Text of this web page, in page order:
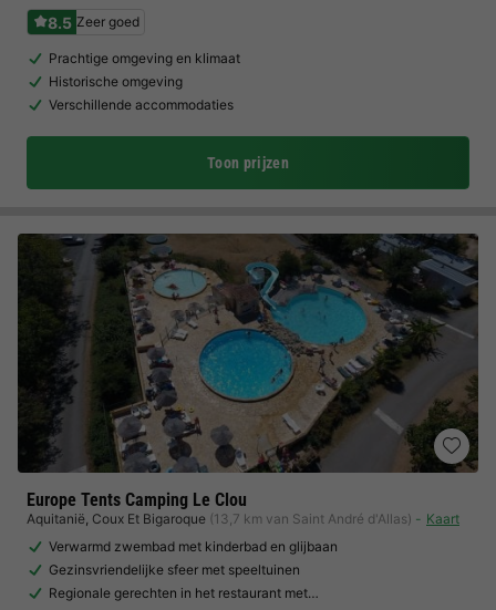
8.5 Zeer goed
Prachtige omgeving en klimaat
Historische omgeving
Verschillende accommodaties
Toon prijzen
Europe Tents Camping Le Clou
Aquitanië, Coux Et Bigaroque (13,7 km van Saint André d'Allas)
Kaart
Verwarmd zwembad met kinderbad en glijbaan
Gezinsvriendelijke sfeer met speeltuinen
Regionale gerechten in het restaurant met…